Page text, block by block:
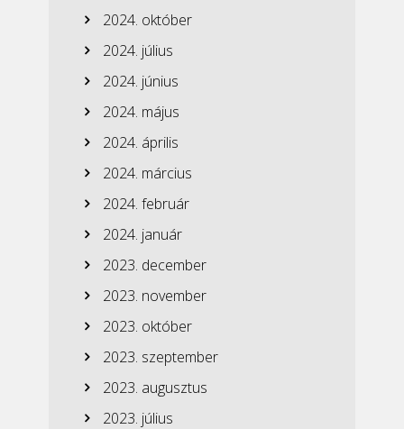
2024. október
2024. július
2024. június
2024. május
2024. április
2024. március
2024. február
2024. január
2023. december
2023. november
2023. október
2023. szeptember
2023. augusztus
2023. július